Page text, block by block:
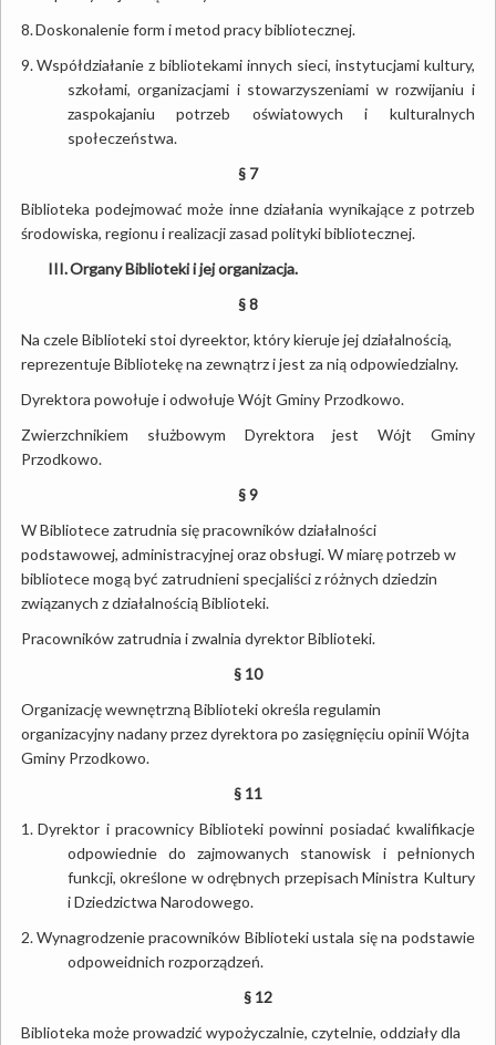
8.Doskonalenie form i metod pracy bibliotecznej.
9.Współdziałanie z bibliotekami innych sieci, instytucjami kultury,
szkołami, organizacjami i stowarzyszeniami w rozwijaniu i
zaspokajaniu potrzeb oświatowych i kulturalnych
społeczeństwa.
§ 7
Biblioteka podejmować może inne działania wynikające z potrzeb
środowiska, regionu i realizacji zasad polityki bibliotecznej.
III.Organy Biblioteki i jej organizacja.
§ 8
Na czele Biblioteki stoi dyreektor, który kieruje jej działalnością,
reprezentuje Bibliotekę na zewnątrz i jest za nią odpowiedzialny.
Dyrektora powołuje i odwołuje Wójt Gminy Przodkowo.
Zwierzchnikiem służbowym Dyrektora jest Wójt Gminy
Przodkowo.
§ 9
W Bibliotece zatrudnia się pracowników działalności
podstawowej, administracyjnej oraz obsługi. W miarę potrzeb w
bibliotece mogą być zatrudnieni specjaliści z różnych dziedzin
związanych z działalnością Biblioteki.
Pracowników zatrudnia i zwalnia dyrektor Biblioteki.
§ 10
Organizację wewnętrzną Biblioteki określa regulamin
organizacyjny nadany przez dyrektora po zasięgnięciu opinii Wójta
Gminy Przodkowo.
§ 11
1. Dyrektor i pracownicy Biblioteki powinni posiadać kwalifikacje
odpowiednie do zajmowanych stanowisk i pełnionych
funkcji, określone w odrębnych przepisach Ministra Kultury
i Dziedzictwa Narodowego.
2.Wynagrodzenie pracowników Biblioteki ustala się na podstawie
odpoweidnich rozporządzeń.
§ 12
Biblioteka może prowadzić wypożyczalnie, czytelnie, oddziały dla